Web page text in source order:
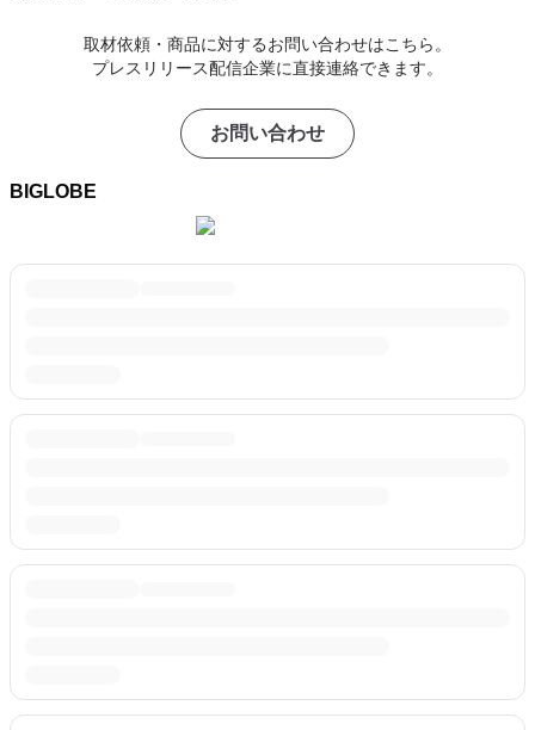
取材依頼・商品に対するお問い合わせはこちら。
プレスリリース配信企業に直接連絡できます。
お問い合わせ
BIGLOBE